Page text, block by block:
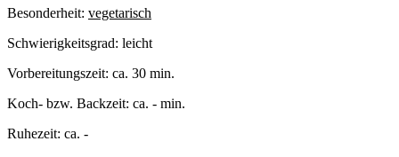
Besonderheit: vegetarisch
Schwierigkeitsgrad: leicht
Vorbereitungszeit: ca. 30 min.
Koch- bzw. Backzeit: ca. - min.
Ruhezeit: ca. -